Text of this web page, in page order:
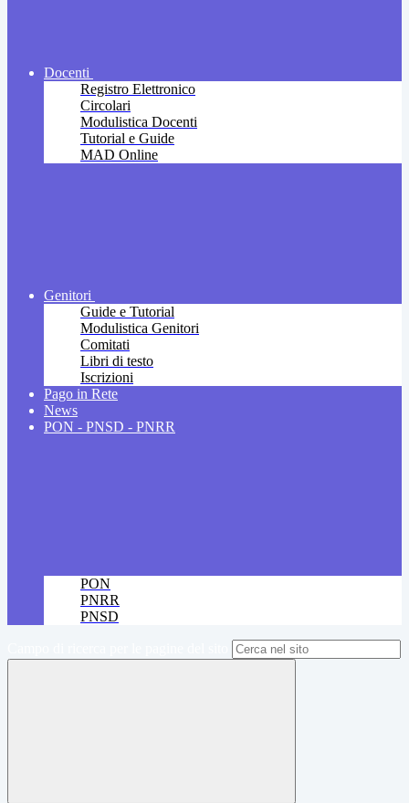
Docenti
Registro Elettronico
Circolari
Modulistica Docenti
Tutorial e Guide
MAD Online
Genitori
Guide e Tutorial
Modulistica Genitori
Comitati
Libri di testo
Iscrizioni
Pago in Rete
News
PON - PNSD - PNRR
PON
PNRR
PNSD